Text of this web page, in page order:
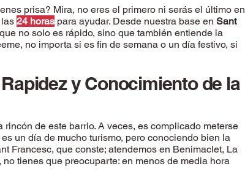
prisa? Mira, no eres el primero ni serás el último en
24 horas para ayudar. Desde nuestra base en Sant
no solo es rápido, sino que también entiende la
no importa si es fin de semana o un día festivo, si
y Conocimiento de la
de este barrio. A veces, es complicado meterse
un día de mucho turismo, pero conociendo bien la
Francesc, que conste; atendemos en Benimaclet, La
tienes que preocuparte: en menos de media hora